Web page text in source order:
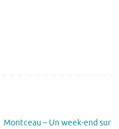
Montceau – Un week-end sur